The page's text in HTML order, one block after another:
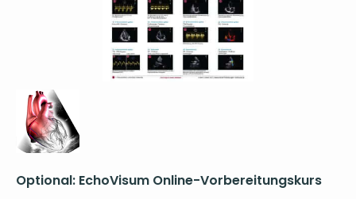
Optional: EchoVisum Online-Vorbereitungskurs